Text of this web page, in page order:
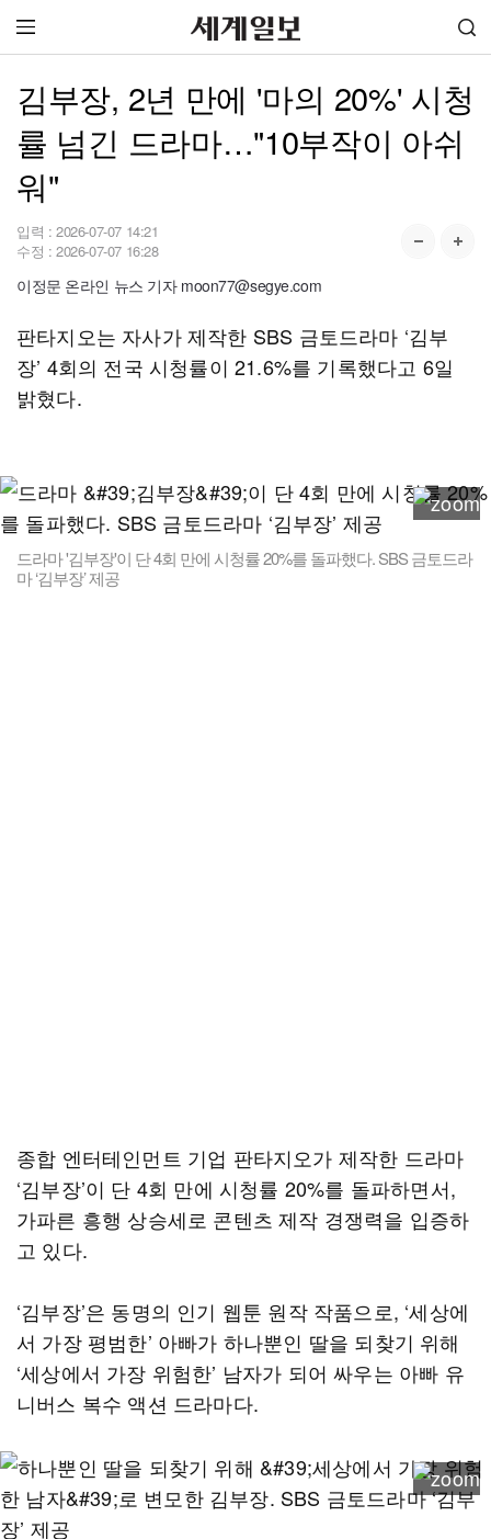
김부장, 2년 만에 '마의 20%' 시청
률 넘긴 드라마…"10부작이 아쉬
워"
입력 : 2026-07-07 14:21
수정 : 2026-07-07 16:28
이정문 온라인 뉴스 기자 moon77@segye.com
판타지오는 자사가 제작한 SBS 금토드라마 ‘김부
장’ 4회의 전국 시청률이 21.6%를 기록했다고 6일
밝혔다.
드라마 '김부장'이 단 4회 만에 시청률 20%를 돌파했다. SBS 금토드라
마 ‘김부장’ 제공
종합 엔터테인먼트 기업 판타지오가 제작한 드라마
‘김부장’이 단 4회 만에 시청률 20%를 돌파하면서,
가파른 흥행 상승세로 콘텐츠 제작 경쟁력을 입증하
고 있다.
‘김부장’은 동명의 인기 웹툰 원작 작품으로, ‘세상에
서 가장 평범한’ 아빠가 하나뿐인 딸을 되찾기 위해
‘세상에서 가장 위험한’ 남자가 되어 싸우는 아빠 유
니버스 복수 액션 드라마다.